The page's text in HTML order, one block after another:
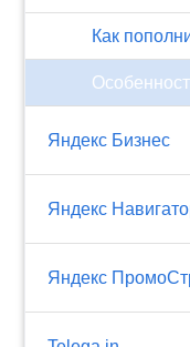
Как
Яндекс Бизнес
Яндекс
Яндекс